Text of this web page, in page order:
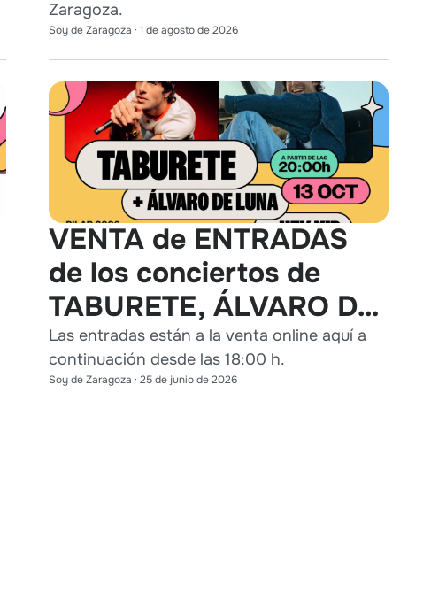
Zaragoza.
Soy de Zaragoza · 1 de agosto de 2026
VENTA de ENTRADAS
de los conciertos de
TABURETE, ÁLVARO DE
LUNA y HEY KID en
Zaragoza
Las entradas están a la venta online aquí a
continuación desde las 18:00 h.
Soy de Zaragoza · 25 de junio de 2026